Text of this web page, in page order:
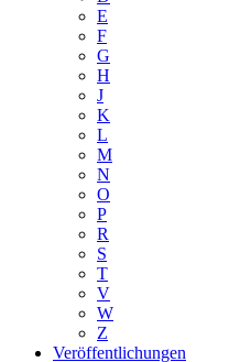
E
F
G
H
J
K
L
M
N
O
P
R
S
T
V
W
Z
Veröffentlichungen